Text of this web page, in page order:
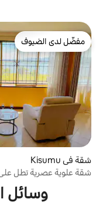
مفضّل لدى الضيوف
مفضّل لدى الضيوف
شقة في Kisumu
شقة علوية عصرية تطل على
وسائل